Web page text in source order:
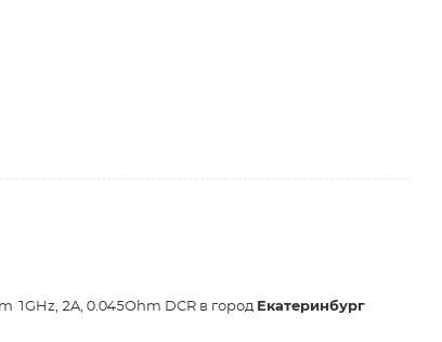
2A, 0.045Ohm DCR в город Екатеринбург